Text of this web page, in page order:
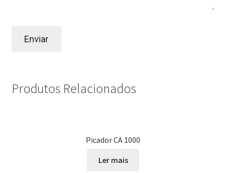
Produtos Relacionados
Picador CA 1000
Ler mais